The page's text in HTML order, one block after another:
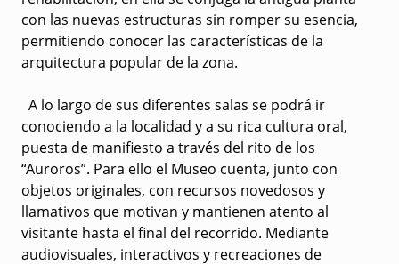
con las nuevas estructuras sin romper su esencia,
permitiendo conocer las características de la
arquitectura popular de la zona.
A lo largo de sus diferentes salas se podrá ir
conociendo a la localidad y a su rica cultura oral,
puesta de manifiesto a través del rito de los
“Auroros”. Para ello el Museo cuenta, junto con
objetos originales, con recursos novedosos y
llamativos que motivan y mantienen atento al
visitante hasta el final del recorrido. Mediante
audiovisuales, interactivos y recreaciones de